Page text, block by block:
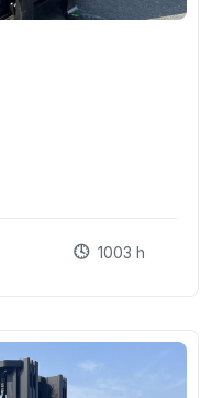
1003 h